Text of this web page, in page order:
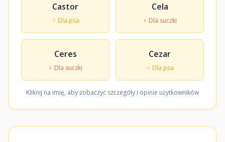
Castor
♂ Dla psa
Cela
♀ Dla suczki
Ceres
♀ Dla suczki
Cezar
♂ Dla psa
Kliknij na imię, aby zobaczyć szczegóły i opinie użytkowników